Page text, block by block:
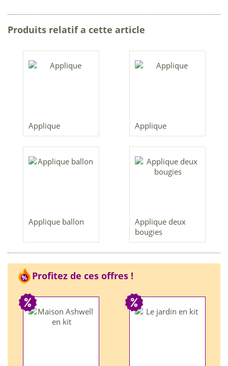
Produits relatif a cette article
Applique Applique
Applique ballon
Applique deux
bougies
Profitez de ces offres !